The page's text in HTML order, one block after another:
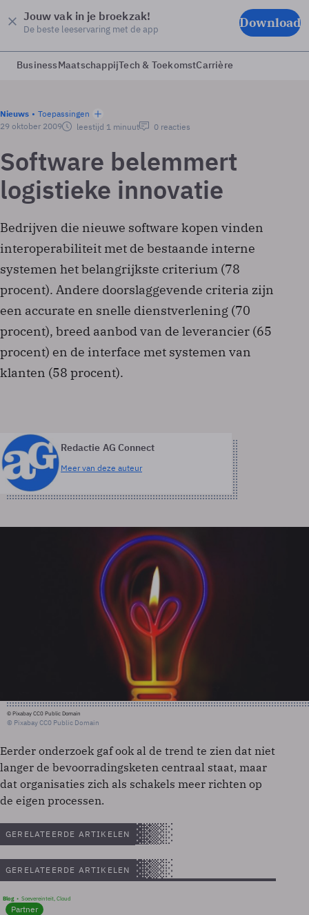
Jouw vak in je broekzak!
De beste leeservaring met de app Download
BusinessMaatschappijTech & ToekomstCarrière
Nieuws
Toepassingen
29 oktober 2009
leestijd 1 minuut 0 reacties
Software belemmert
logistieke innovatie
Bedrijven die nieuwe software kopen vinden
interoperabiliteit met de bestaande interne
systemen het belangrijkste criterium (78
procent). Andere doorslaggevende criteria zijn
een accurate en snelle dienstverlening (70
procent), breed aanbod van de leverancier (65
procent) en de interface met systemen van
klanten (58 procent).
Redactie AG Connect
Meer van deze auteur
© Pixabay CC0 Public Domain
© Pixabay CC0 Public Domain
Eerder onderzoek gaf ook al de trend te zien dat niet
langer de bevoorradingsketen centraal staat, maar
dat organisaties zich als schakels meer richten op
de eigen processen.
GERELATEERDE ARTIKELEN
GERELATEERDE ARTIKELEN
Blog Soevereinteit, Cloud
Partner